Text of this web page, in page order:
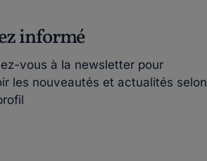
informé
vous à la newsletter pour
les nouveautés et actualités selon